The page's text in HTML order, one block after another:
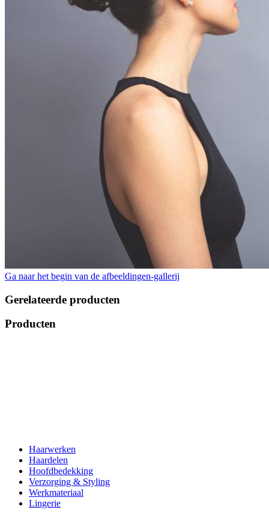
Ga naar het begin van de afbeeldingen-gallerij
Gerelateerde producten
Producten
Haarwerken
Haardelen
Hoofdbedekking
Verzorging & Styling
Werkmateriaal
Lingerie